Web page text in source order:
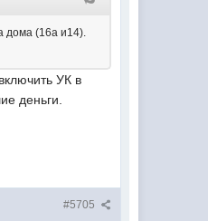
дома (16а и14).
УК в
деньги.
#5705